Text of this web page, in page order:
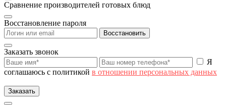
Сравнение производителей готовых блюд
Восстановление пароля
Восстановить
Заказать звонок
Я
соглашаюсь с политикой в отношении персональных данных
Заказать